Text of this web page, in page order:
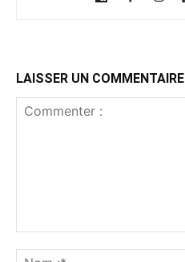
LAISSER UN COMMENTAIRE